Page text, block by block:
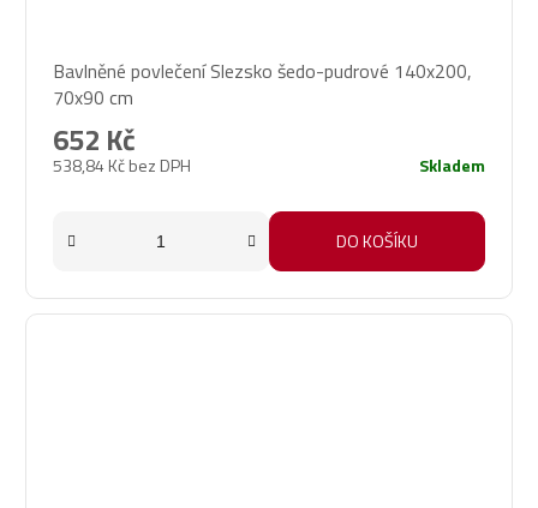
Bavlněné povlečení Slezsko šedo-pudrové 140x200,
70x90 cm
538,84 Kč bez DPH
652 Kč
Skladem
DO KOŠÍKU